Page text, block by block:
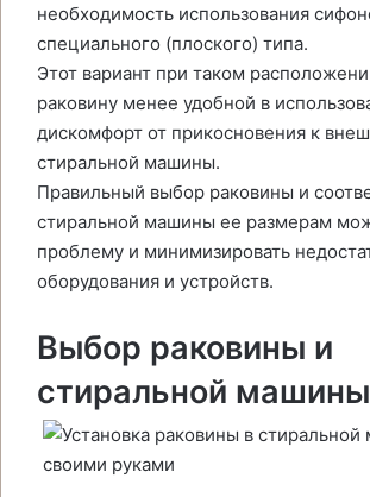
необходимость использования
специального (плоского) типа.
Этот вариант при таком
раковину менее удобной в
дискомфорт от прикосновения к
стиральной машины.
Правильный выбор раковины и
стиральной машины ее размерам
проблему и минимизировать
оборудования и устройств.
Выбор раковины и
стиральной машины